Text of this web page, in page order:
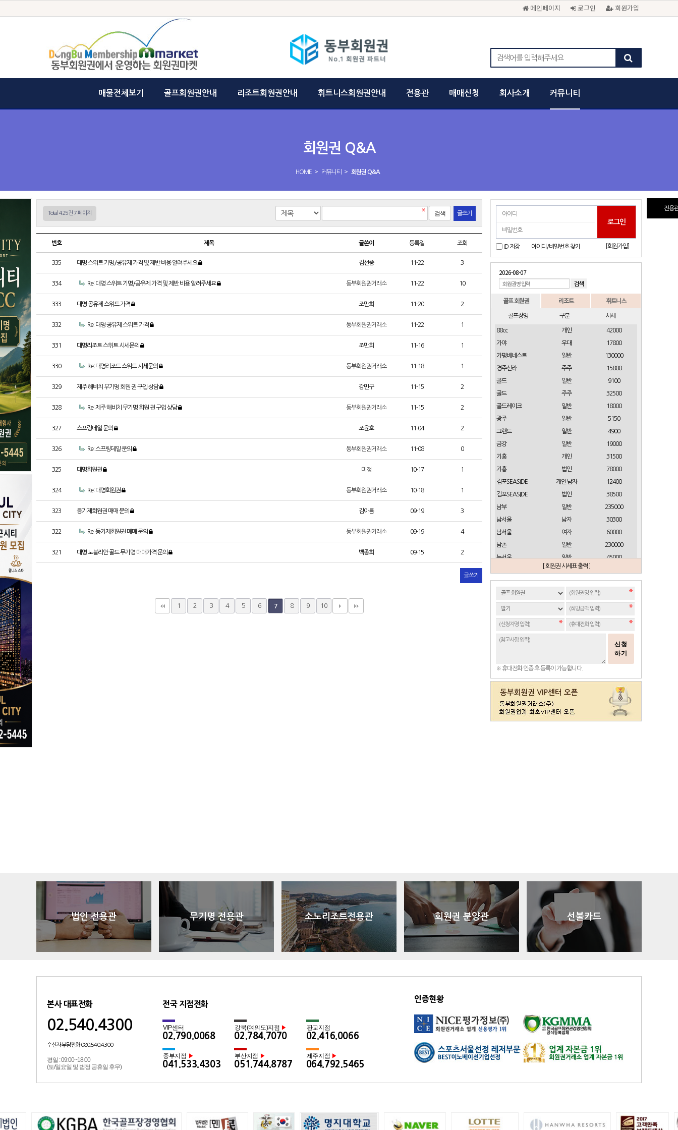
메인페이지 로그인 회원가입
매물전체보기 골프회원권안내 리조트회원권안내 휘트니스회원권안내 전용관 매매신청 회사소개 커뮤니티
전용
회원권 Q&A
HOME > 커뮤니티 > 회원권 Q&A
Total 425건 7 페이지 글쓰기
번호 제목 글쓴이 등록일 조회
335 대명 스위트 기명/공유제 가격 및 제반 비용 알려주세요 김선중 11-22 3
334 Re: 대명 스위트 기명/공유제 가격 및 제반 비용 알려주세요 동부회원권거래소 11-22 10
333 대명 공유제 스위트 가격 조만희 11-20 2
332 Re: 대명 공유제 스위트 가격 동부회원권거래소 11-22 1
331 대명리조트 스위트 시세문의 조만희 11-16 1
330 Re: 대명리조트 스위트 시세문의 동부회원권거래소 11-18 1
329 제주 해비치 무기명 회원 권 구입 상담 강민구 11-15 2
328 Re: 제주 해비치 무기명 회원 권 구입 상담 동부회원권거래소 11-15 2
327 스프링데일 문의 조윤호 11-04 2
326 Re: 스프링데일 문의 동부회원권거래소 11-08 0
325 대명회원권 미정 10-17 1
324 Re: 대명회원권 동부회원권거래소 10-18 1
323 등기제회원권 매매 문의 김아름 09-19 3
322 Re: 등기제회원권 매매 문의 동부회원권거래소 09-19 4
321 대명 노블리안 골드 무기명 매매가격 문의 백종희 09-15 2
글쓰기
1 2 3 4 5 6 7 8 9 10
ID 저장 아이디/비밀번호 찾기 [회원가입]
2026-08-07
골프 회원권 리조트 휘트니스
골프장명 구분 시세
88cc 개인 42000
가야 우대 17800
가평베네스트 일반 130000
경주신라 주주 15800
골드 일반 9100
골드 주주 32500
골드레이크 일반 18000
광주 일반 5150
그랜드 일반 4900
금강 일반 19000
기흥 개인 31500
기흥 법인 78000
김포SEASIDE 개인 남자 12400
김포SEASIDE 법인 38500
남부 일반 235000
남서울 남자 30300
남서울 여자 60000
남촌 일반 230000
뉴서울 일반 45000
개인(분12000)
뉴스프링빌 주중가족(분5000) 6900
뉴스프링빌 주중개인(분3000)
뉴코리아 남자
뉴코리아 여자
대구 일반 정회원 16500
2100
17500
동부산 일반(분14000)
라데나 일반 11500
레이크사이드 일반(개인) 107000
레이크우드 일반(개인) 10000
레이크우드 프리빌리지(개인) 22000
스카이밸리 일반(2500) 3800
신원 98800
아시아나
아시아나 주중가족
아시아나 주중개인 15900
일반 48700
에버리스 로얄
일반
엘리시안강촌 VIP 분2억(개인)
엘리시안강촌 일반 분8000(개인) 10500
우정힐스 일반
[ 회원권 시세표 출력 ]
신청
하기
※ 휴대전화 인증 후 등록이 가능합니다.
법인 전용관 무기명 전용관 소노리조트전용관 회원권 분양관 선불카드
본사 대표전화
02.540.4300
수신자 부담전화 080.540.4300
평일 : 09:00~18:00
(토/일요일 및 법정 공휴일 후무)
전국 지점전화
VIP센터
02.790.0068
강북(여의도)지점 ▶
02.784.7070
판교지점
02.416.0066
중부지점 ▶
041.533.4303
부산지점 ▶
051.744.8787
제주지점 ▶
064.792.5465
인증현황